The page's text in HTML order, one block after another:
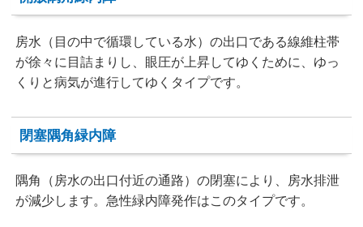
房水（目の中で循環している水）の出口である線維柱帯
が徐々に目詰まりし、眼圧が上昇してゆくために、ゆっ
くりと病気が進行してゆくタイプです。
閉塞隅角緑内障
隅角（房水の出口付近の通路）の閉塞により、房水排泄
が減少します。急性緑内障発作はこのタイプです。